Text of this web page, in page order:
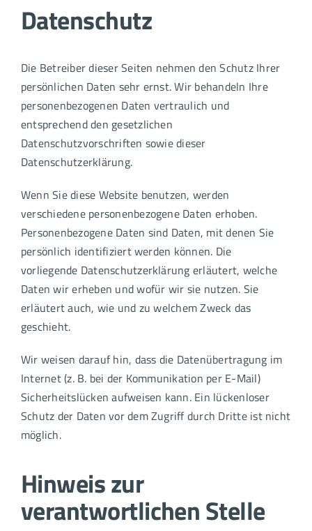
Datenschutz
Die Betreiber dieser Seiten nehmen den Schutz Ihrer
persönlichen Daten sehr ernst. Wir behandeln Ihre
personenbezogenen Daten vertraulich und
entsprechend den gesetzlichen
Datenschutzvorschriften sowie dieser
Datenschutzerklärung.
Wenn Sie diese Website benutzen, werden
verschiedene personenbezogene Daten erhoben.
Personenbezogene Daten sind Daten, mit denen Sie
persönlich identifiziert werden können. Die
vorliegende Datenschutzerklärung erläutert, welche
Daten wir erheben und wofür wir sie nutzen. Sie
erläutert auch, wie und zu welchem Zweck das
geschieht.
Wir weisen darauf hin, dass die Datenübertragung im
Internet (z. B. bei der Kommunikation per E-Mail)
Sicherheitslücken aufweisen kann. Ein lückenloser
Schutz der Daten vor dem Zugriff durch Dritte ist nicht
möglich.
Hinweis zur
verantwortlichen Stelle